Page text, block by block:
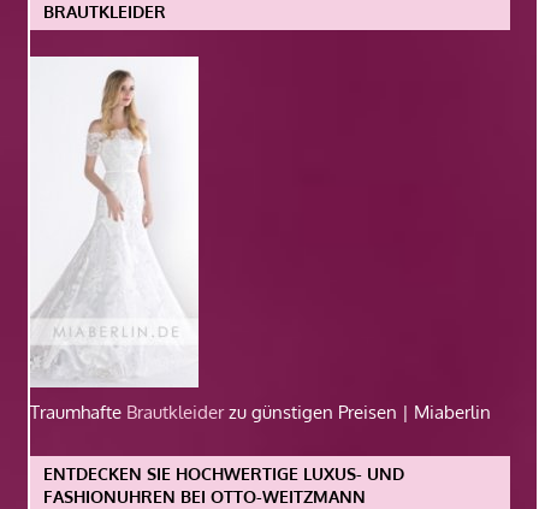
BRAUTKLEIDER
Traumhafte Brautkleiderzu günstigen Preisen | Miaberlin
ENTDECKEN SIE HOCHWERTIGE LUXUS- UND
FASHIONUHREN BEI OTTO-WEITZMANN